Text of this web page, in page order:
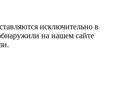
исключительно в
на нашем сайте